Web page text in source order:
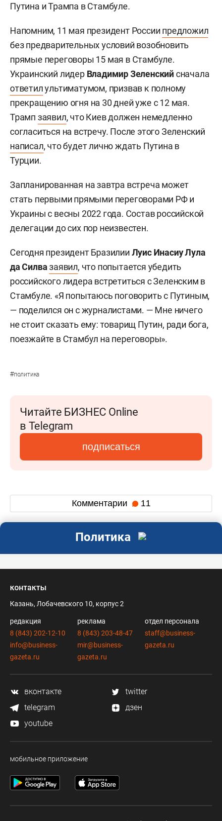
Путина и Трампа в Стамбуле.
Напомним, 11 мая президент России предложил
без предварительных условий возобновить
прямые переговоры 15 мая в Стамбуле.
Украинский лидер Владимир Зеленскийсначала
ответилультиматумом, призвав к полному
прекращению огня на 30 дней уже с 12 мая.
Трамп заявил, что Киев должен немедленно
согласиться на встречу. После этого Зеленский
написал, что будет лично ждать Путина в
Турции.
Запланированная на завтра встреча может
стать первыми прямыми переговорами РФ и
Украины с весны 2022 года. Состав российской
делегации до сих пор неизвестен.
Сегодня президент Бразилии Луис Инасиу Лула
да Силвазаявил, что попытается убедить
российского лидера встретиться с Зеленским в
Стамбуле. «Я попытаюсь поговорить с Путиным,
— поделился он с журналистами. — Мне ничего
не стоит сказать ему: товарищ Путин, ради бога,
поезжайте в Стамбул на переговоры».
#политика
Читайте БИЗНЕС Online
в Telegram
подписаться
Комментарии 11
Политика
контакты
Казань, Лобачевского 10, корпус 2
редакция
8 (843) 202-12-10
info@business-
gazeta.ru
реклама
8 (843) 203-48-47
mir@business-
gazeta.ru
отдел персонала
staff@business-
gazeta.ru
вконтакте
twitter
telegram
дзен
youtube
мобильное приложение